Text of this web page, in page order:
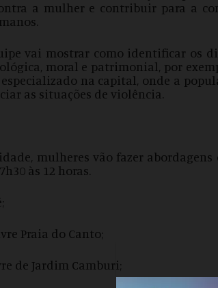
.Anúncio
a mulher e contribuir para a
vai mostrar como identificar os
moral e patrimonial, por
na capital, onde a
as situações de violência.
mulheres vão fazer abordagens
às 12 horas.
Praia do Canto;
de Jardim Camburi;